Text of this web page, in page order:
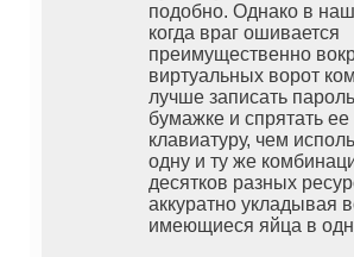
подобно. Однако в
когда враг ошивается
преимущественно
виртуальных ворот
лучше записать
бумажке и спрятать ее
клавиатуру, чем
одну и ту же
десятков разных
аккуратно укладывая
имеющиеся яйца в